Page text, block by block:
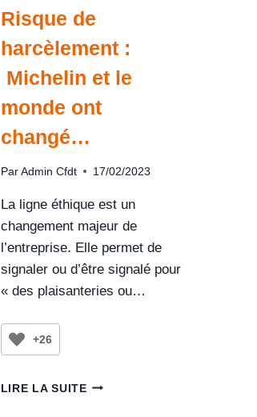
Risque de
harcèlement :
Michelin et le
monde ont
changé…
Par Admin Cfdt 17/02/2023
La ligne éthique est un
changement majeur de
l’entreprise. Elle permet de
signaler ou d’être signalé pour
« des plaisanteries ou…
+26
LIRE LA SUITE